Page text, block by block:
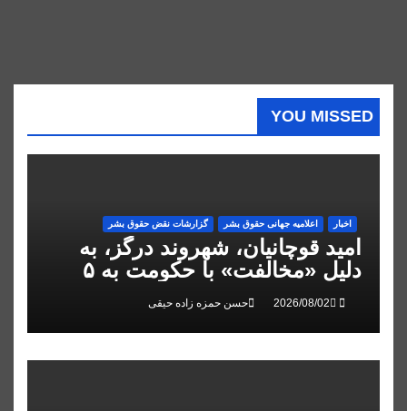
YOU MISSED
اخبار اعلاميه جهانی حقوق بشر گزارشات نقض حقوق بشر
امید قوچانیان، شهروند درگز، به
دلیل «مخالفت» با حکومت به ۵
سال زندان محکوم شد
حسن حمزه زاده حیقی